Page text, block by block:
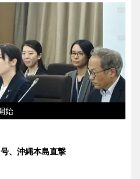
始
、沖縄本島直撃